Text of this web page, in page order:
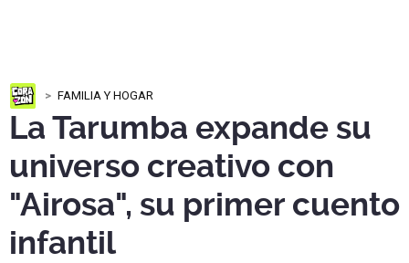
FAMILIA Y HOGAR
La Tarumba expande su
universo creativo con
"Airosa", su primer cuento
infantil